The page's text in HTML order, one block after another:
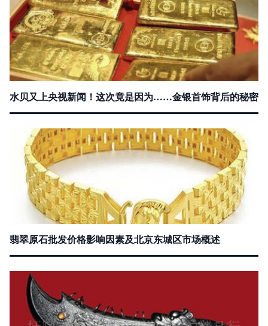
水贝又上央视新闻！这次竟是因为……金银首饰背后的秘密
翡翠原石批发价格影响因素及北京东城区市场概述